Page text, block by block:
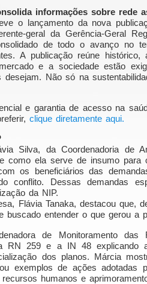
informações sobre rede
o lançamento da nova
geral da Gerência-Geral
de todo o avanço no
A publicação reúne
e a sociedade estão
desejam. Não só na
e garantia de acesso na
clique diretamente aqui.
Silva, da Coordenadoria de
como ela serve de insumo
os beneficiários das
conflito. Dessas demandas
da NIP.
Flávia Tanaka, destacou que,
buscado entender o que gerou a
de Monitoramento
RN 259 e a IN 48 explicando
dos planos. Márcia
exemplos de ações adotadas
humanos e